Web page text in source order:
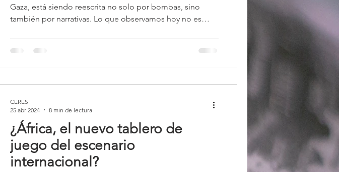
Gaza, está siendo reescrita no solo por bombas, sino
también por narrativas. Lo que observamos hoy no es
más alarmante es que este borramiento ocurre
simultáneamente en dos niveles: en el terreno y en la
¿África, el nuevo tablero de
juego del escenario
internacional?
CERES
25 abr 2024
8 min de lectura